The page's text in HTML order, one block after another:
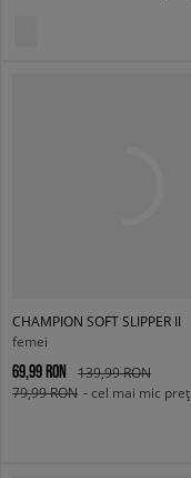
CHAMPION SOFT SLIPPER II
femei
69,99 RON
139,99 RON
79,99 RON - cel mai mic preț